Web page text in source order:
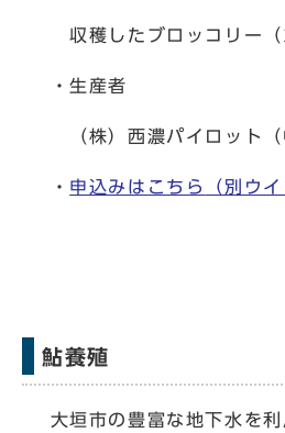
収穫したブロッコリー（2
・生産者
（株）西濃パイロット（
・ 申込みはこちら （別ウ
鮎養殖
大垣市の豊富な地下水を利